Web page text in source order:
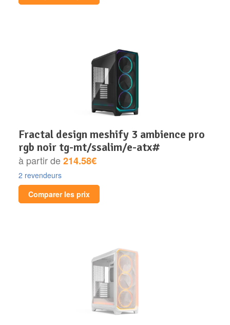
fractal design meshify 3 ambience pro
rgb noir tg-mt/ssalim/e-atx#
à partir de214.58€
2 revendeurs
Comparer les prix